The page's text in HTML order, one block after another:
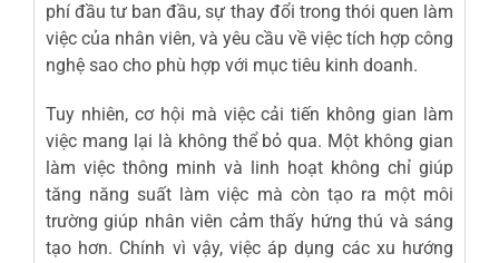
phí đầu tư ban đầu, sự thay đổi trong thói quen làm
việc của nhân viên, và yêu cầu về việc tích hợp công
nghệ sao cho phù hợp với mục tiêu kinh doanh.
Tuy nhiên, cơ hội mà việc cải tiến không gian làm
việc mang lại là không thể bỏ qua. Một không gian
làm việc thông minh và linh hoạt không chỉ giúp
tăng năng suất làm việc mà còn tạo ra một môi
trường giúp nhân viên cảm thấy hứng thú và sáng
tạo hơn. Chính vì vậy, việc áp dụng các xu hướng